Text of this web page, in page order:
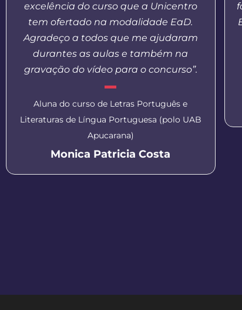
excelência do curso que a Unicentro
tem ofertado na modalidade EaD.
Agradeço a todos que me ajudaram
durantes as aulas e também na
gravação do vídeo para o concurso”.
Aluna do curso de Letras Português e
Literaturas de Língua Portuguesa (polo UAB
Apucarana)
Monica Patricia Costa